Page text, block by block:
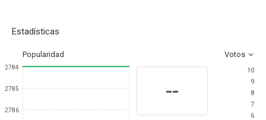
Estadísticas
Popularidad Votos
2784
2785
2786
--
10
9
8
7
6